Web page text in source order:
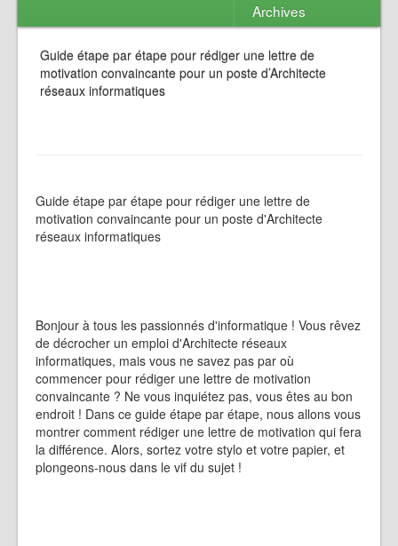
Archives
Guide étape par étape pour rédiger une lettre de
motivation convaincante pour un poste d’Architecte
réseaux informatiques
Guide étape par étape pour rédiger une lettre de
motivation convaincante pour un poste d'Architecte
réseaux informatiques
Bonjour à tous les passionnés d'informatique ! Vous rêvez
de décrocher un emploi d'Architecte réseaux
informatiques, mais vous ne savez pas par où
commencer pour rédiger une lettre de motivation
convaincante ? Ne vous inquiétez pas, vous êtes au bon
endroit ! Dans ce guide étape par étape, nous allons vous
montrer comment rédiger une lettre de motivation qui fera
la différence. Alors, sortez votre stylo et votre papier, et
plongeons-nous dans le vif du sujet !